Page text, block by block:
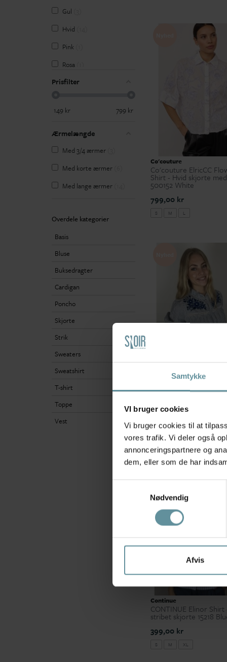
Samtykke
VI bruger cookies
Vi bruger cookies til at
vores trafik. Vi deler også
annonceringspartnere og
dem, eller som de har
Nødvendig
Afvis
S 28
S/M
XL
XS
XXL 3
Gul
Hvid
Pink
Rosa
Rød 1
Prisfilter
149 kr 799 kr
Ærmelængde
Med 3/4 ærmer
Med korte ærmer
Med lange ærmer
Overdele kategorier
Basis
Bluse
Buksedragter
Cardigan
Poncho
Skjorte
Strik
Sweaters
Sweatshirt
T-shirt
Toppe
Vest
Co'couture
Co'couture ElricCC
Shirt - Hvid skjorte
500152 White
799,00 kr
S M L
Continue
CONTINUE Camilla
Blue stripe blue
Continue
CONTINUE Elinor Shirt
stribet skjorte 15218
399,00 kr
S M XL